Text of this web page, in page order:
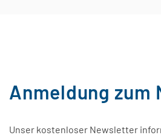
Anmeldung zum
Unser kostenloser Newsletter